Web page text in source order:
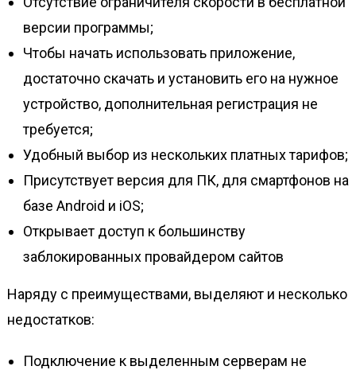
версии программы;
Чтобы начать использовать приложение,
достаточно скачать и установить его на нужное
устройство, дополнительная регистрация не
требуется;
Удобный выбор из нескольких платных тарифов;
Присутствует версия для ПК, для смартфонов на
базе Android и iOS;
Открывает доступ к большинству
заблокированных провайдером сайтов
Наряду с преимуществами, выделяют и несколько
недостатков:
Подключение к выделенным серверам не